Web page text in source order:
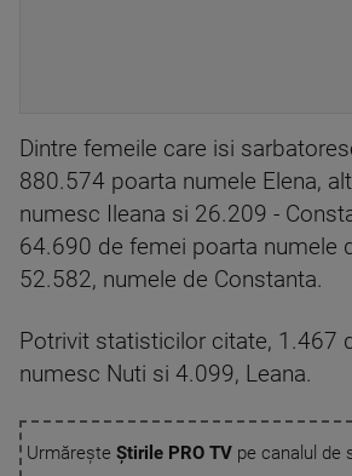
Dintre femeile care isi
880.574 poarta numele Elena,
numesc Ileana si 26.209 -
64.690 de femei poarta numele
52.582, numele de Constanta.
Potrivit statisticilor citate, 1.467
numesc Nuti si 4.099, Leana.
Urmărește Știrile PRO TVpe canalul de